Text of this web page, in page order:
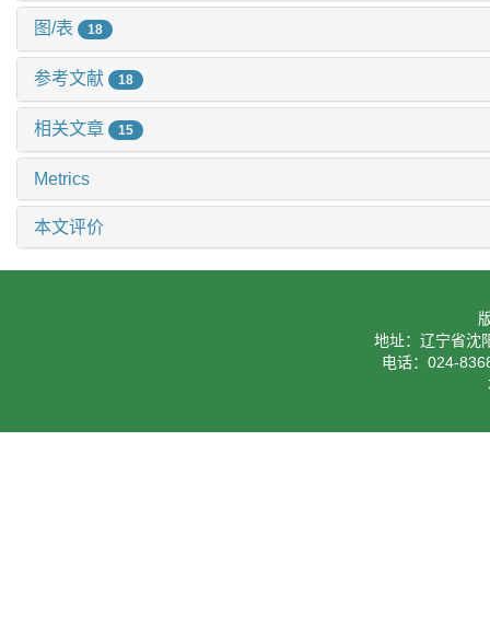
图/表 18
参考文献 18
相关文章 15
Metrics
本文评价
地址：辽宁省沈
电话：024-